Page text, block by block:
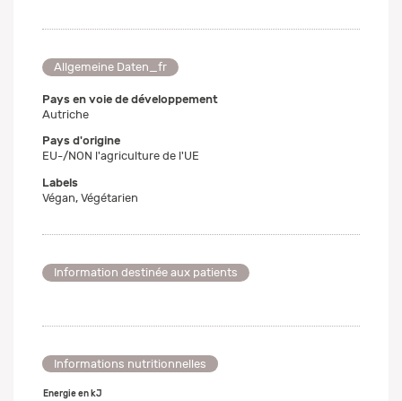
Allgemeine Daten_fr
Pays en voie de développement
Autriche
Pays d'origine
EU-/NON l'agriculture de l'UE
Labels
Végan, Végétarien
Information destinée aux patients
Informations nutritionnelles
Energie en kJ